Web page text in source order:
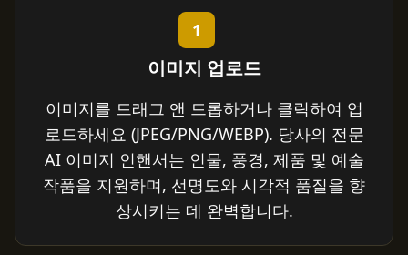
1
이미지 업로드
이미지를 드래그 앤 드롭하거나 클릭하여 업
로드하세요 (JPEG/PNG/WEBP). 당사의 전문
AI 이미지 인핸서는 인물, 풍경, 제품 및 예술
작품을 지원하며, 선명도와 시각적 품질을 향
상시키는 데 완벽합니다.